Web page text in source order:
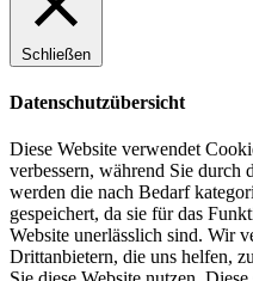
Schließen
Datenschutzübersicht
Diese Website verwendet
verbessern, während Sie durch
werden die nach Bedarf
gespeichert, da sie für das
Website unerlässlich sind. Wir
Drittanbietern, die uns helfen,